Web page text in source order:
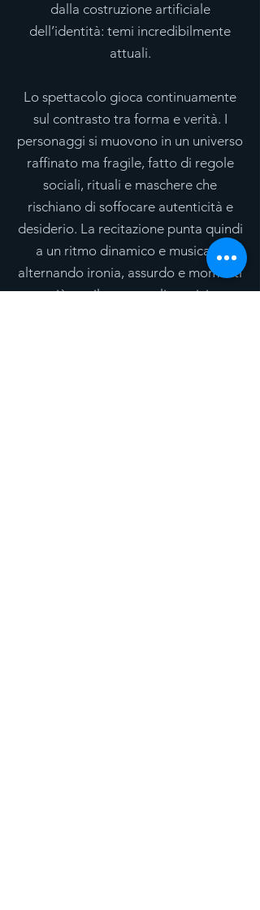
dalla costruzione artificiale
dell’identità: temi incredibilmente
attuali.
Lo spettacolo gioca continuamente
sul contrasto tra forma e verità. I
personaggi si muovono in un universo
raffinato ma fragile, fatto di regole
sociali, rituali e maschere che
rischiano di soffocare autenticità e
desiderio. La recitazione punta quindi
a un ritmo dinamico e musicale,
alternando ironia, assurdo e momenti
più sottilmente malinconici.